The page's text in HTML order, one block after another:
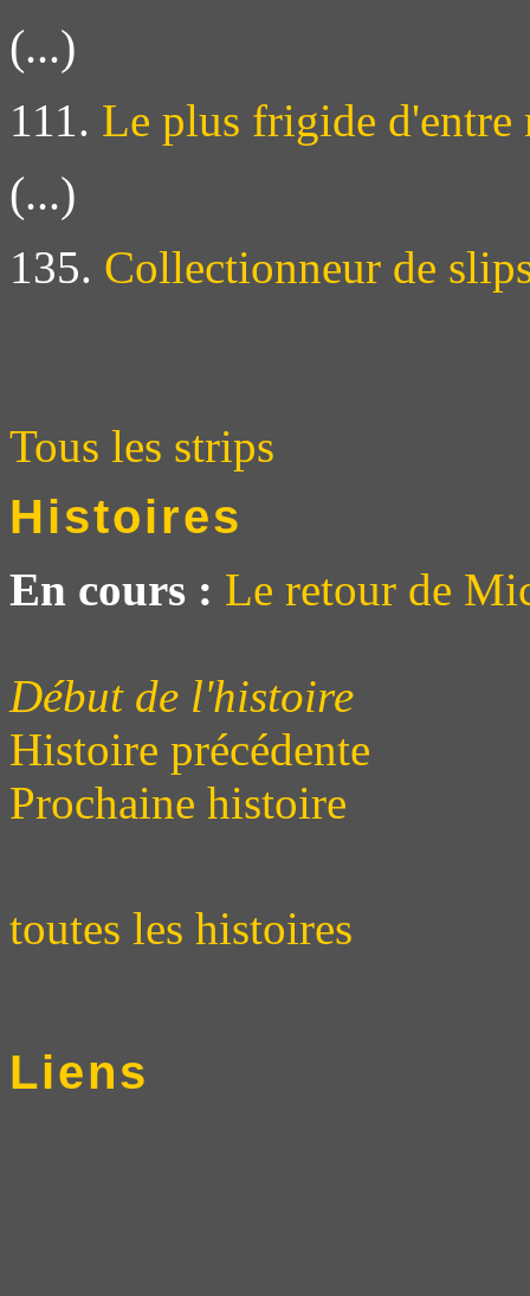
(...)
111. Le plus frigide d'entre
(...)
135. Collectionneur de
Tous les strips
Histoires
En cours : Le retour de
Début de l'histoire
Histoire précédente
Prochaine histoire
toutes les histoires
Liens